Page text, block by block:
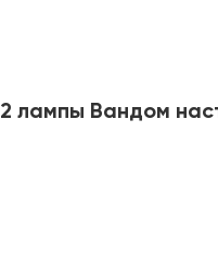
2 лампы Вандом